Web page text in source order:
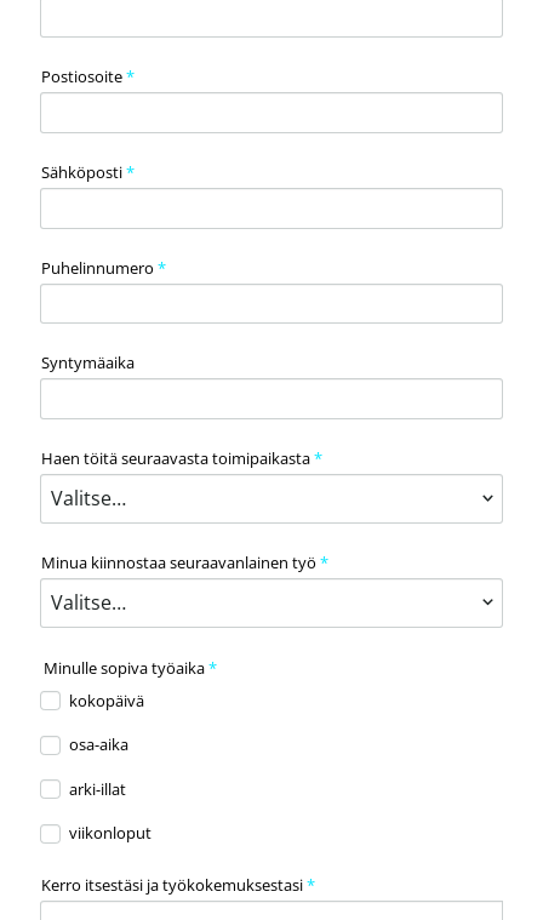
Postiosoite*
Sähköposti*
Puhelinnumero *
Syntymäaika
Haen töitä seuraavasta toimipaikasta*
Minua kiinnostaa seuraavanlainen työ *
Minulle sopiva työaika*
kokopäivä
osa-aika
arki-illat
viikonloput
Kerro itsestäsi ja työkokemuksestasi*